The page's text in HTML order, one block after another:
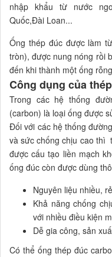
nhập khẩu từ nước
Quốc,Đài Loan...
Ống thép đúc được làm
tròn), được nung nóng rồi
đến khi thành một ống
Công dụng của
Trong các hệ thống
(carbon) là loại ống được
Đối với các hệ thống
và sức chống chịu cao thì
được cấu tạo liền mạch
ống đúc còn được dùng
Nguyên liệu nhiều,
Khả năng chống
với nhiều điều kiện
Dễ gia công, sản
Có thể ống thép đúc